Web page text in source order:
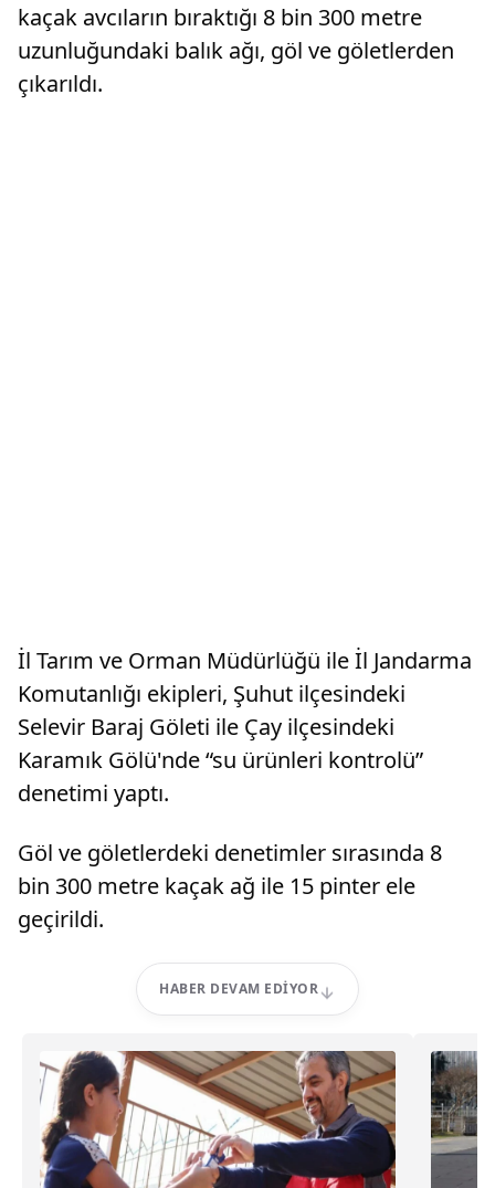
kaçak avcıların bıraktığı 8 bin 300 metre
uzunluğundaki balık ağı, göl ve göletlerden
çıkarıldı.
İl Tarım ve Orman Müdürlüğü ile İl Jandarma
Komutanlığı ekipleri, Şuhut ilçesindeki
Selevir Baraj Göleti ile Çay ilçesindeki
Karamık Gölü'nde “su ürünleri kontrolü”
denetimi yaptı.
Göl ve göletlerdeki denetimler sırasında 8
bin 300 metre kaçak ağ ile 15 pinter ele
geçirildi.
HABER DEVAM EDIYOR